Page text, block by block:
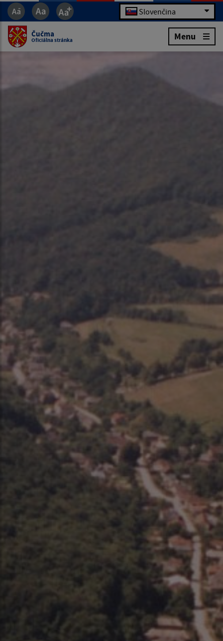
Slovenčina
Čučma
Oficiálna stránka Menu